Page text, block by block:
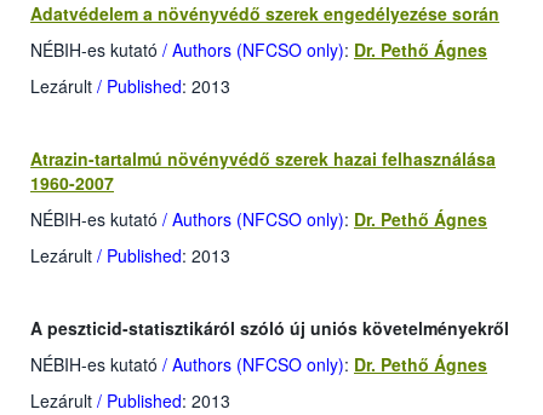
Adatvédelem a növényvédő szerek engedélyezése során
NÉBIH-es kutató / Authors (NFCSO only): Dr. Pethő Ágnes
Lezárult / Published: 2013
Atrazin-tartalmú növényvédő szerek hazai felhasználása
1960-2007
NÉBIH-es kutató / Authors (NFCSO only): Dr. Pethő Ágnes
Lezárult / Published: 2013
A peszticid-statisztikáról szóló új uniós követelményekről
NÉBIH-es kutató / Authors (NFCSO only): Dr. Pethő Ágnes
Lezárult / Published: 2013